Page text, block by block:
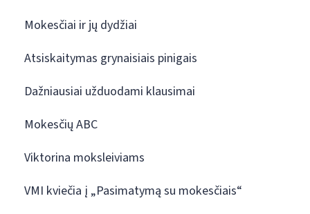
Mokesčiai ir jų dydžiai
Atsiskaitymas grynaisiais pinigais
Dažniausiai užduodami klausimai
Mokesčių ABC
Viktorina moksleiviams
VMI kviečia į „Pasimatymą su mokesčiais“